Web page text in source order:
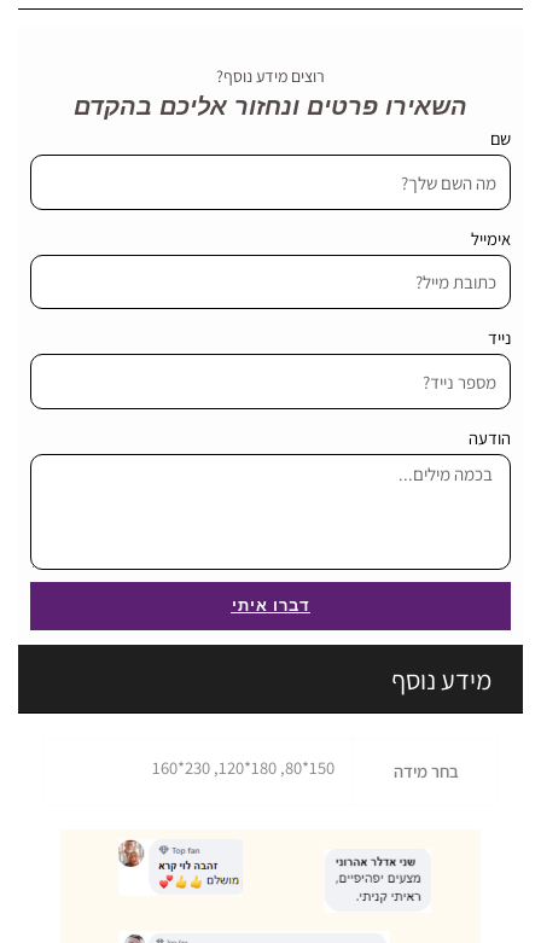
רוצים מידע נוסף?
השאירו פרטים ונחזור אליכם בהקדם
שם
אימייל
נייד
הודעה
דברו איתי
מידע נוסף
בחר מידה 150*80, 180*120, 230*160